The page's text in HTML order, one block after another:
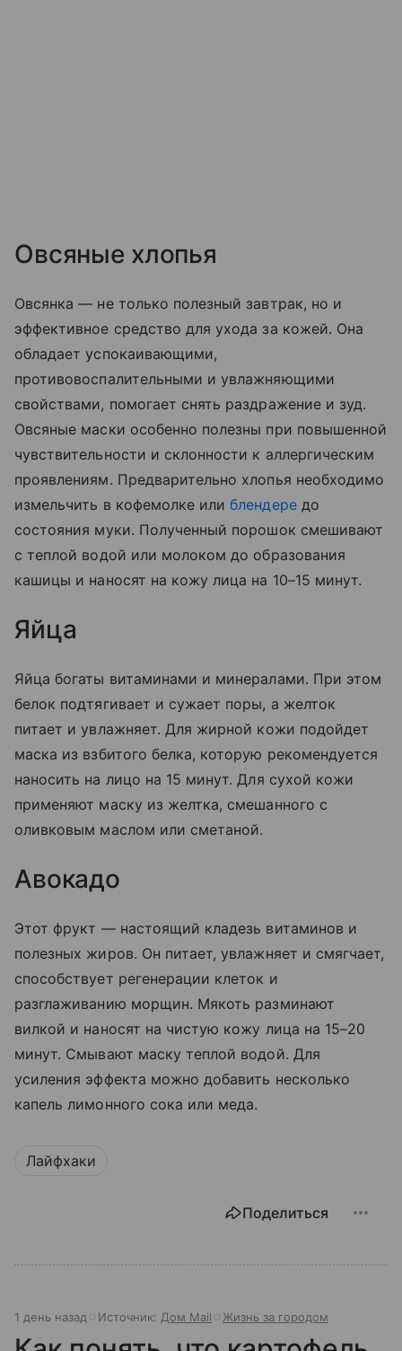
Овсяные хлопья
Овсянка — не только полезный завтрак, но и
эффективное средство для ухода за кожей. Она
обладает успокаивающими,
противовоспалительными и увлажняющими
свойствами, помогает снять раздражение и зуд.
Овсяные маски особенно полезны при повышенной
чувствительности и склонности к аллергическим
проявлениям. Предварительно хлопья необходимо
измельчить в кофемолке илиблендередо
состояния муки. Полученный порошок смешивают
с теплой водой или молоком до образования
кашицы и наносят на кожу лица на 10–15 минут.
Яйца
Яйца богаты витаминами и минералами. При этом
белок подтягивает и сужает поры, а желток
питает и увлажняет. Для жирной кожи подойдет
маска из взбитого белка, которую рекомендуется
наносить на лицо на 15 минут. Для сухой кожи
применяют маску из желтка, смешанного с
оливковым маслом или сметаной.
Авокадо
Этот фрукт — настоящий кладезь витаминов и
полезных жиров. Он питает, увлажняет и смягчает,
способствует регенерации клеток и
разглаживанию морщин. Мякоть разминают
вилкой и наносят на чистую кожу лица на 15–20
минут. Смывают маску теплой водой. Для
усиления эффекта можно добавить несколько
капель лимонного сока или меда.
Лайфхаки
Поделиться
1 день назад Источник: Дом Mail Жизнь за городом